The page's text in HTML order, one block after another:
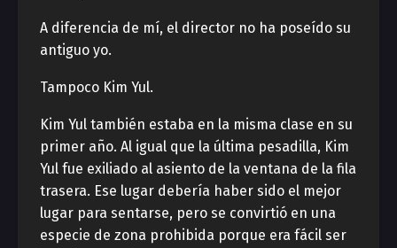
A diferencia de mí, el director no ha poseído su
antiguo yo.
Tampoco Kim Yul.
Kim Yul también estaba en la misma clase en su
primer año. Al igual que la última pesadilla, Kim
Yul fue exiliado al asiento de la ventana de la fila
trasera. Ese lugar debería haber sido el mejor
lugar para sentarse, pero se convirtió en una
especie de zona prohibida porque era fácil ser